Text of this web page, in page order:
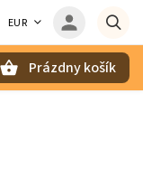
EUR
Prázdny košík